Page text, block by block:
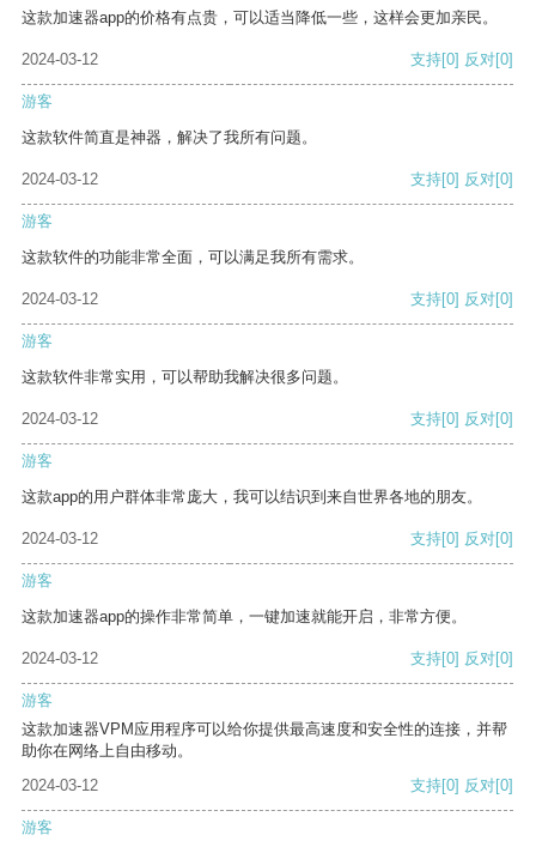
这款加速器app的价格有点贵，可以适当降低一些，这样会更加亲民。
2024-03-12 支持[0] 反对[0]
游客
这款软件简直是神器，解决了我所有问题。
2024-03-12 支持[0] 反对[0]
游客
这款软件的功能非常全面，可以满足我所有需求。
2024-03-12 支持[0] 反对[0]
游客
这款软件非常实用，可以帮助我解决很多问题。
2024-03-12 支持[0] 反对[0]
游客
这款app的用户群体非常庞大，我可以结识到来自世界各地的朋友。
2024-03-12 支持[0] 反对[0]
游客
这款加速器app的操作非常简单，一键加速就能开启，非常方便。
2024-03-12 支持[0] 反对[0]
游客
这款加速器VPM应用程序可以给你提供最高速度和安全性的连接，并帮
助你在网络上自由移动。
2024-03-12
支持[0] 反对[0]
游客